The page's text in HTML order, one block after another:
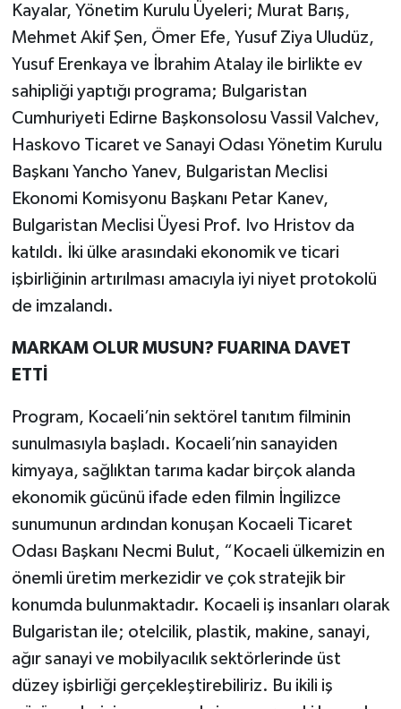
Kayalar, Yönetim Kurulu Üyeleri; Murat Barış,
Mehmet Akif Şen, Ömer Efe, Yusuf Ziya Uludüz,
Yusuf Erenkaya ve İbrahim Atalay ile birlikte ev
sahipliği yaptığı programa; Bulgaristan
Cumhuriyeti Edirne Başkonsolosu Vassil Valchev,
Haskovo Ticaret ve Sanayi Odası Yönetim Kurulu
Başkanı Yancho Yanev, Bulgaristan Meclisi
Ekonomi Komisyonu Başkanı Petar Kanev,
Bulgaristan Meclisi Üyesi Prof. Ivo Hristov da
katıldı. İki ülke arasındaki ekonomik ve ticari
işbirliğinin artırılması amacıyla iyi niyet protokolü
de imzalandı.
MARKAM OLUR MUSUN? FUARINA DAVET
ETTİ
Program, Kocaeli’nin sektörel tanıtım filminin
sunulmasıyla başladı. Kocaeli’nin sanayiden
kimyaya, sağlıktan tarıma kadar birçok alanda
ekonomik gücünü ifade eden filmin İngilizce
sunumunun ardından konuşan Kocaeli Ticaret
Odası Başkanı Necmi Bulut, “Kocaeli ülkemizin en
önemli üretim merkezidir ve çok stratejik bir
konumda bulunmaktadır. Kocaeli iş insanları olarak
Bulgaristan ile; otelcilik, plastik, makine, sanayi,
ağır sanayi ve mobilyacılık sektörlerinde üst
düzey işbirliği gerçekleştirebiliriz. Bu ikili iş